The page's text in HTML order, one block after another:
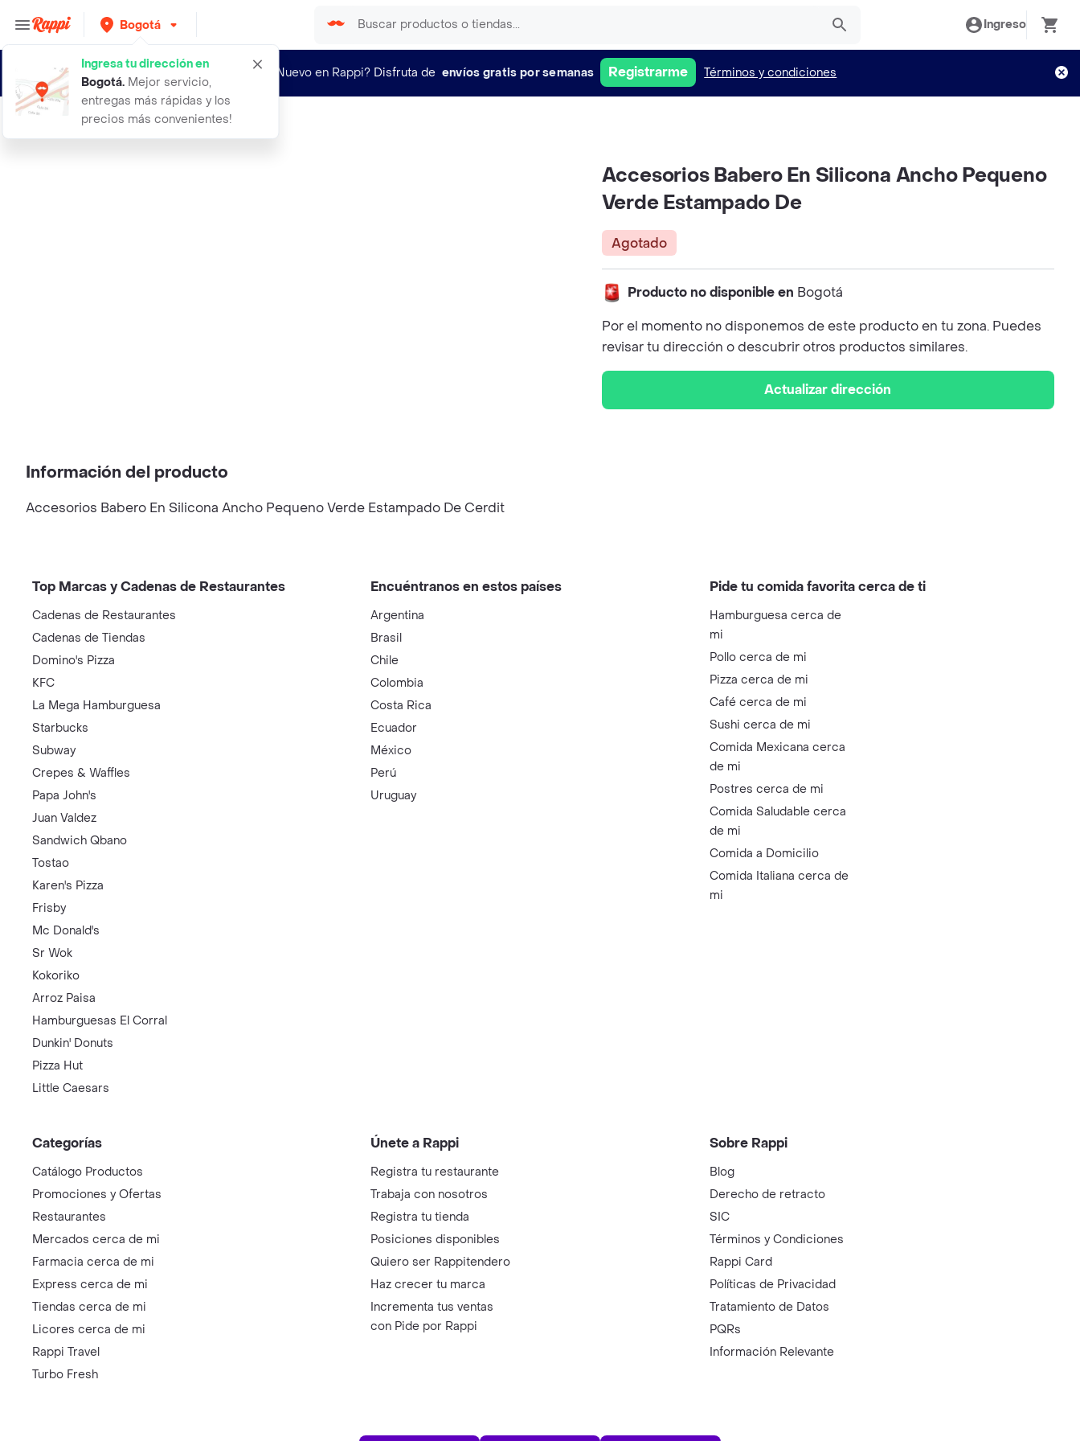
Bogotá
Ingresa tu dirección en
Bogotá. Mejor servicio,
entregas más rápidas y los
precios más convenientes!
Ingreso
¿Nuevo en Rappi? Disfruta de envíos gratis por semanas Registrarme Términos y condiciones
accesorios babero en silicona ancho
Accesorios Babero En Silicona Ancho Pequeno
Verde Estampado De
Agotado
Producto no disponible en Bogotá
Por el momento no disponemos de este producto en tu zona. Puedes
revisar tu dirección o descubrir otros productos similares.
Actualizar dirección
Información del producto
Accesorios Babero En Silicona Ancho Pequeno Verde Estampado De Cerdit
Top Marcas y Cadenas de Restaurantes
Cadenas de Restaurantes
Cadenas de Tiendas
Domino's Pizza
KFC
La Mega Hamburguesa
Starbucks
Subway
Crepes & Waffles
Papa John's
Juan Valdez
Sandwich Qbano
Tostao
Karen's Pizza
Frisby
Mc Donald's
Sr Wok
Kokoriko
Arroz Paisa
Hamburguesas El Corral
Dunkin' Donuts
Pizza Hut
Little Caesars
Encuéntranos en estos países
Argentina
Brasil
Chile
Colombia
Costa Rica
Ecuador
México
Perú
Uruguay
Pide tu comida favorita cerca de ti
Hamburguesa cerca de
mi
Pollo cerca de mi
Pizza cerca de mi
Café cerca de mi
Sushi cerca de mi
Comida Mexicana cerca
de mi
Postres cerca de mi
Comida Saludable cerca
de mi
Comida a Domicilio
Comida Italiana cerca de
mi
Categorías
Catálogo Productos
Promociones y Ofertas
Restaurantes
Mercados cerca de mi
Farmacia cerca de mi
Express cerca de mi
Tiendas cerca de mi
Licores cerca de mi
Rappi Travel
Turbo Fresh
Únete a Rappi
Registra tu restaurante
Trabaja con nosotros
Registra tu tienda
Posiciones disponibles
Quiero ser Rappitendero
Haz crecer tu marca
Incrementa tus ventas
con Pide por Rappi
Sobre Rappi
Blog
Derecho de retracto
SIC
Términos y Condiciones
Rappi Card
Políticas de Privacidad
Tratamiento de Datos
PQRs
Información Relevante